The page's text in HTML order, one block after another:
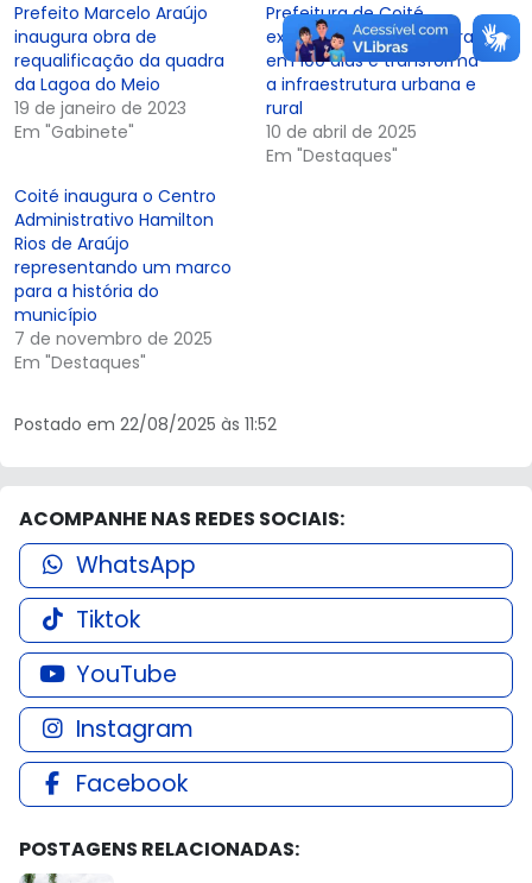
Prefeito Marcelo Araújo
inaugura obra de
requalificação da quadra
da Lagoa do Meio
19 de janeiro de 2023
Em "Gabinete"
Prefeitura de Coité
executa mais de 20 obras
em 100 dias e transforma
a infraestrutura urbana e
rural
10 de abril de 2025
Em "Destaques"
Coité inaugura o Centro
Administrativo Hamilton
Rios de Araújo
representando um marco
para a história do
município
7 de novembro de 2025
Em "Destaques"
Postado em 22/08/2025 às 11:52
ACOMPANHE NAS REDES SOCIAIS:
WhatsApp
Tiktok
YouTube
Instagram
Facebook
POSTAGENS RELACIONADAS: